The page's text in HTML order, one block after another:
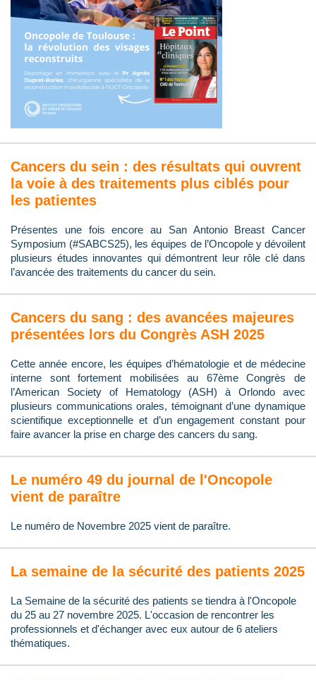
Cancers du sein : des résultats qui ouvrent
la voie à des traitements plus ciblés pour
les patientes
Présentes une fois encore au San Antonio Breast Cancer
Symposium (#SABCS25), les équipes de l’Oncopole y dévoilent
plusieurs études innovantes qui démontrent leur rôle clé dans
l’avancée des traitements du cancer du sein.
Cancers du sang : des avancées majeures
présentées lors du Congrès ASH 2025
Cette année encore, les équipes d’hématologie et de médecine
interne sont fortement mobilisées au 67ème Congrès de
l’American Society of Hematology (ASH) à Orlondo avec
plusieurs communications orales, témoignant d’une dynamique
scientifique exceptionnelle et d’un engagement constant pour
faire avancer la prise en charge des cancers du sang.
Le numéro 49 du journal de l'Oncopole
vient de paraître
Le numéro de Novembre 2025 vient de paraître.
La semaine de la sécurité des patients 2025
La Semaine de la sécurité des patients se tiendra à l'Oncopole
du 25 au 27 novembre 2025. L'occasion de rencontrer les
professionnels et d'échanger avec eux autour de 6 ateliers
thématiques.